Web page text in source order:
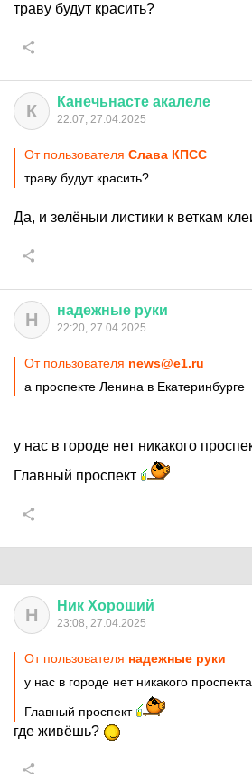
траву будут красить?
К Канечьнасте акалеле
22:07, 27.04.2025
От пользователя Слава КПСС
траву будут красить?
Да, и зелёныи листики к веткам
Н надежные руки
22:20, 27.04.2025
От пользователя news@e1.ru
а проспекте Ленина в Екатеринбурге
у нас в городе нет никакого
Главный проспект
Н Ник Хороший
23:08, 27.04.2025
От пользователя надежные руки
у нас в городе нет никакого
Главный проспект
где живёшь?